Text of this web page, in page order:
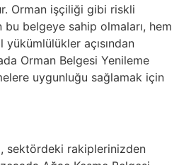
Orman işçiliği gibi riskli
bu belgeye sahip olmaları, hem
açısından
Orman Belgesi Yenileme
uygunluğu sağlamak için
sektördeki rakiplerinizden